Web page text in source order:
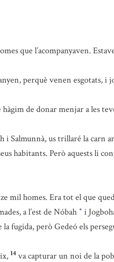
que l’acompanyaven.
perquè venen esgotats,
de donar menjar a les
Salmunnà, us trillaré la carn
habitants. Però aquests li
mil homes. Era tot el que
a l’est de Nóbah * i
fugida, però Gedeó els
14 va capturar un noi de la